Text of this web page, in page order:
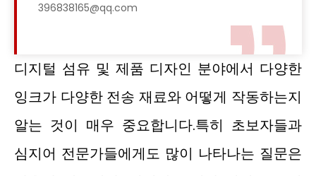
396838165@qq.com
디지털 섬유 및 제품 디자인 분야에서 다양한
잉크가 다양한 전송 재료와 어떻게 작동하는지
알는 것이 매우 중요합니다.특히 초보자들과
심지어 전문가들에게도 많이 나타나는 질문은